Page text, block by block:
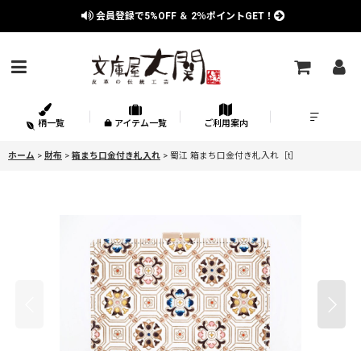
会員登録で5%OFF ＆ 2％ポイントGET！
柄一覧 アイテム一覧 ご利用案内
ホーム > 財布 > 箱まち口金付き札入れ > 蜀江 箱まち口金付き札入れ［t］